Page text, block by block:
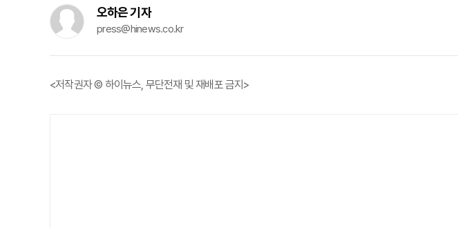
오하은 기자
press@hinews.co.kr
<저작권자 © 하이뉴스, 무단전재 및 재배포 금지>